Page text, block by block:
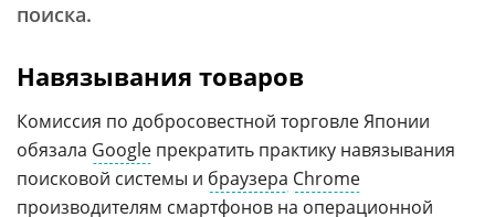
поиска.
Навязывания товаров
Комиссия по добросовестной торговле Японии
обязала Google прекратить практику навязывания
поисковой системы и браузера Chrome
производителям смартфонов на операционной